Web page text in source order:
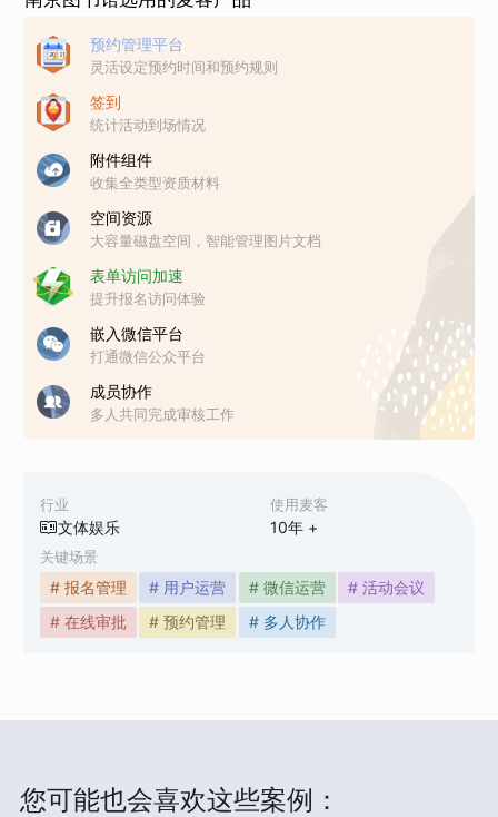
行业
文体娱乐
使用麦客
10年 +
关键场景
# 报名管理 # 用户运营 # 微信运营
# 活动会议
# 在线审批
# 预约管理 # 多人协作
预约管理平台
灵活设定预约时间和预约规则
签到
统计活动到场情况
附件组件
收集全类型资质材料
空间资源
大容量磁盘空间，智能管理图片文档
表单访问加速
提升报名访问体验
嵌入微信平台
打通微信公众平台
成员协作
多人共同完成审核工作
您可能也会喜欢这些案例：